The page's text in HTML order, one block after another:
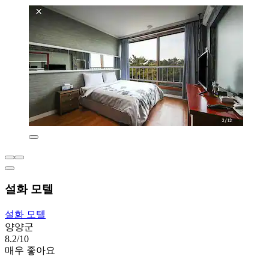
설화 모텔
설화 모텔
양양군
8.2/10
매우 좋아요